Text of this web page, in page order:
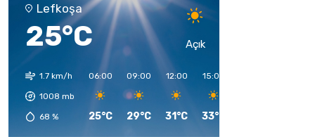
Lefkoşa
25°C Açık
1.7 km/h
1008 mb
68 %
06:00
25°C
09:00
29°C
12:00
31°C
15:00
33°C